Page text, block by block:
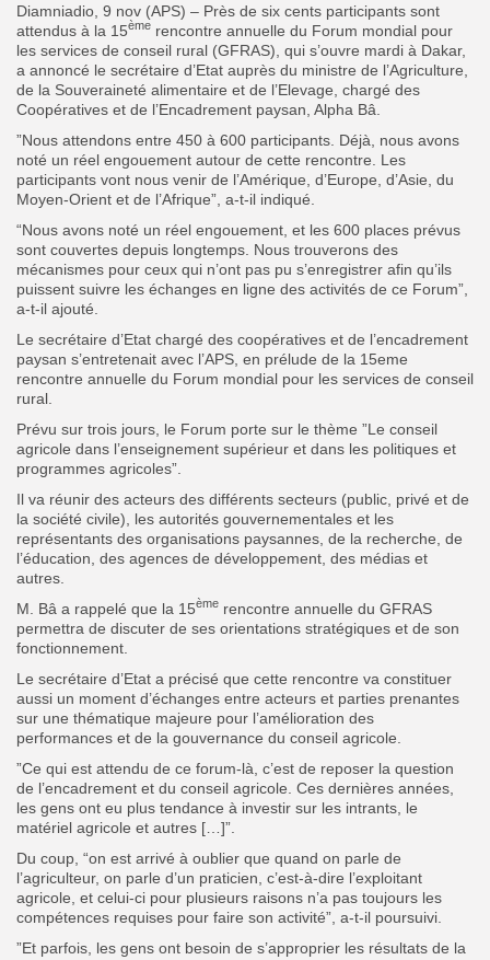
Search
for:
Search
Button
FR
Diamniadio, 9 nov (APS) – Près de six cents participants sont
attendus à la 15ème rencontre annuelle du Forum mondial pour
les services de conseil rural (GFRAS), qui s’ouvre mardi à Dakar,
a annoncé le secrétaire d’Etat auprès du ministre de l’Agriculture,
de la Souveraineté alimentaire et de l’Elevage, chargé des
Coopératives et de l’Encadrement paysan, Alpha Bâ.
”Nous attendons entre 450 à 600 participants. Déjà, nous avons
noté un réel engouement autour de cette rencontre. Les
participants vont nous venir de l’Amérique, d’Europe, d’Asie, du
Moyen-Orient et de l’Afrique”, a-t-il indiqué.
“Nous avons noté un réel engouement, et les 600 places prévus
sont couvertes depuis longtemps. Nous trouverons des
mécanismes pour ceux qui n’ont pas pu s’enregistrer afin qu’ils
puissent suivre les échanges en ligne des activités de ce Forum”,
a-t-il ajouté.
Le secrétaire d’Etat chargé des coopératives et de l’encadrement
paysan s’entretenait avec l’APS, en prélude de la 15eme
rencontre annuelle du Forum mondial pour les services de conseil
rural.
Prévu sur trois jours, le Forum porte sur le thème ”Le conseil
agricole dans l’enseignement supérieur et dans les politiques et
programmes agricoles”.
Il va réunir des acteurs des différents secteurs (public, privé et de
la société civile), les autorités gouvernementales et les
représentants des organisations paysannes, de la recherche, de
l’éducation, des agences de développement, des médias et
autres.
M. Bâ a rappelé que la 15ème rencontre annuelle du GFRAS
permettra de discuter de ses orientations stratégiques et de son
fonctionnement.
Le secrétaire d’Etat a précisé que cette rencontre va constituer
aussi un moment d’échanges entre acteurs et parties prenantes
sur une thématique majeure pour l’amélioration des
performances et de la gouvernance du conseil agricole.
”Ce qui est attendu de ce forum-là, c’est de reposer la question
de l’encadrement et du conseil agricole. Ces dernières années,
les gens ont eu plus tendance à investir sur les intrants, le
matériel agricole et autres […]”.
Du coup, “on est arrivé à oublier que quand on parle de
l’agriculteur, on parle d’un praticien, c’est-à-dire l’exploitant
agricole, et celui-ci pour plusieurs raisons n’a pas toujours les
compétences requises pour faire son activité”, a-t-il poursuivi.
”Et parfois, les gens ont besoin de s’approprier les résultats de la